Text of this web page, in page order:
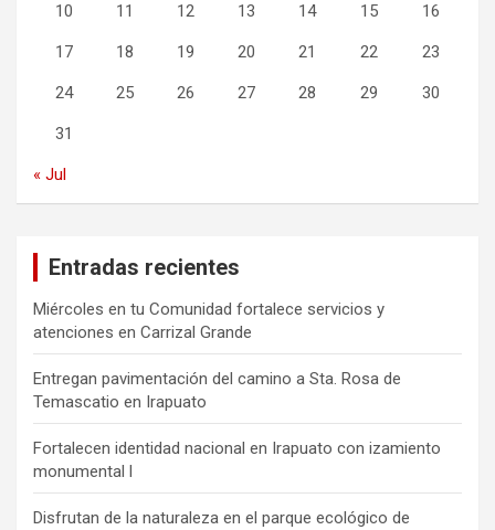
10 11 12 13 14 15 16
17 18 19 20 21 22 23
24 25 26 27 28 29 30
31
« Jul
Entradas recientes
Miércoles en tu Comunidad fortalece servicios y
atenciones en Carrizal Grande
Entregan pavimentación del camino a Sta. Rosa de
Temascatio en Irapuato
Fortalecen identidad nacional en Irapuato con izamiento
monumental l
Disfrutan de la naturaleza en el parque ecológico de